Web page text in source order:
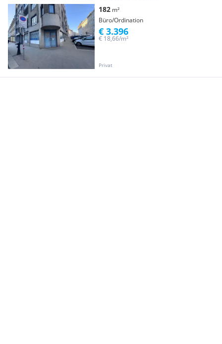
182 m²
Büro/Ordination
Privat
€ 18,66/m²
€ 3.396